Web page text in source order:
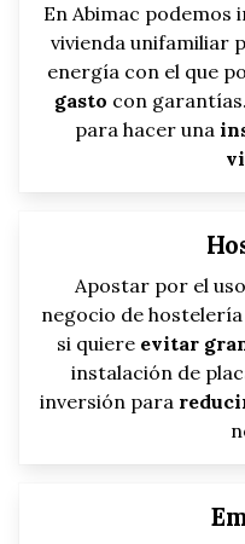
En Abimac podemos
vivienda unifamiliar
energía con el que
gasto con
para hacer una
Apostar por el
negocio de
si quiere evitar
instalación de
inversión para